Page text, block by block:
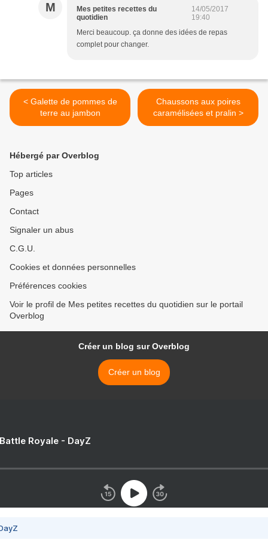
M
Mes petites recettes du
quotidien
14/05/2017
19:40
Merci beaucoup. ça donne des idées de repas
complet pour changer.
< Galette de pommes de
terre au jambon
Chaussons aux poires
caramélisées et pralin >
Hébergé par Overblog
Top articles
Pages
Contact
Signaler un abus
C.G.U.
Cookies et données personnelles
Préférences cookies
Voir le profil de Mes petites recettes du quotidien sur le portail
Overblog
Créer un blog sur Overblog
Créer un blog
Royale - DayZ